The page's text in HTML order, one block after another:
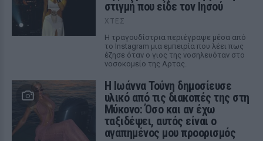
στιγμή που είδε τον Ιησού
ΧΤΕΣ
Η τραγουδίστρια περιέγραψε μέσα από
το Instagram μια εμπειρία που λέει πως
έζησε όταν ο γιος της νοσηλευόταν στο
νοσοκομείο της Αρτας.
Η Ιωάννα Τούνη δημοσίευσε
υλικό από τις διακοπές της στη
Μύκονο: Όσο και αν έχω
ταξιδέψει, αυτός είναι ο
αγαπημένος μου προορισμός